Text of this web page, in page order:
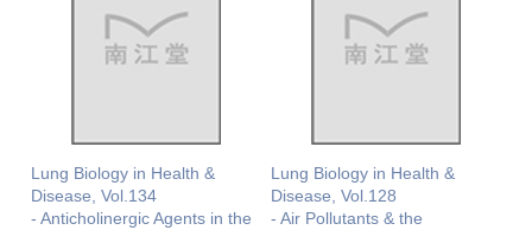
Lung Biology in Health &
Disease, Vol.134
- Anticholinergic Agents in the
Lung Biology in Health &
Disease, Vol.128
- Air Pollutants & the